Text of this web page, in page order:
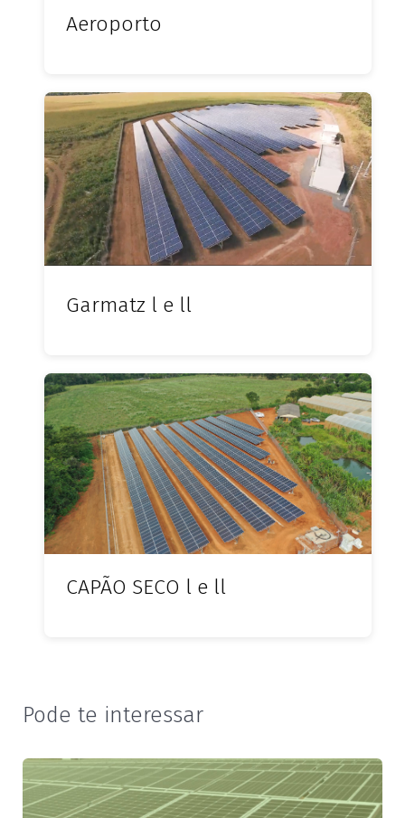
Aeroporto
Garmatz l e ll
CAPÃO SECO l e ll
Pode te interessar